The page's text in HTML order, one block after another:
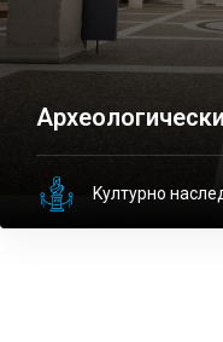
Kултурно